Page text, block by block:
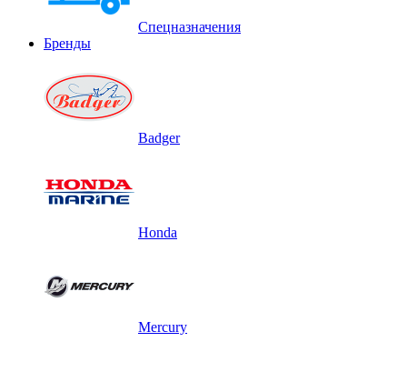
Спецназначения
Бренды
Badger
Honda
Mercury